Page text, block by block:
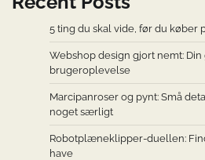
5 ting du skal vide, før du køber
Webshop design gjort nemt: Din
brugeroplevelse
Marcipanroser og pynt: Små
noget særligt
Robotplæneklipper-duellen:
have